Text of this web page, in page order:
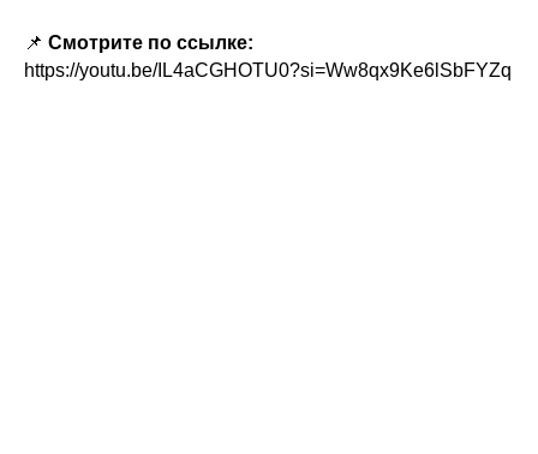
📌 Смотрите по ссылке:
https://youtu.be/IL4aCGHOTU0?si=Ww8qx9Ke6lSbFYZq